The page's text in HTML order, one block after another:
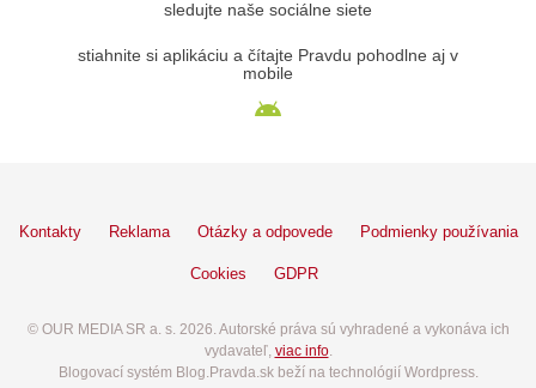
sledujte naše sociálne siete
stiahnite si aplikáciu a čítajte Pravdu pohodlne aj v
mobile
Kontakty Reklama Otázky a odpovede Podmienky používania
Cookies GDPR
© OUR MEDIA SR a. s. 2026. Autorské práva sú vyhradené a vykonáva ich
vydavateľ, viac info.
Blogovací systém Blog.Pravda.sk beží na technológií Wordpress.